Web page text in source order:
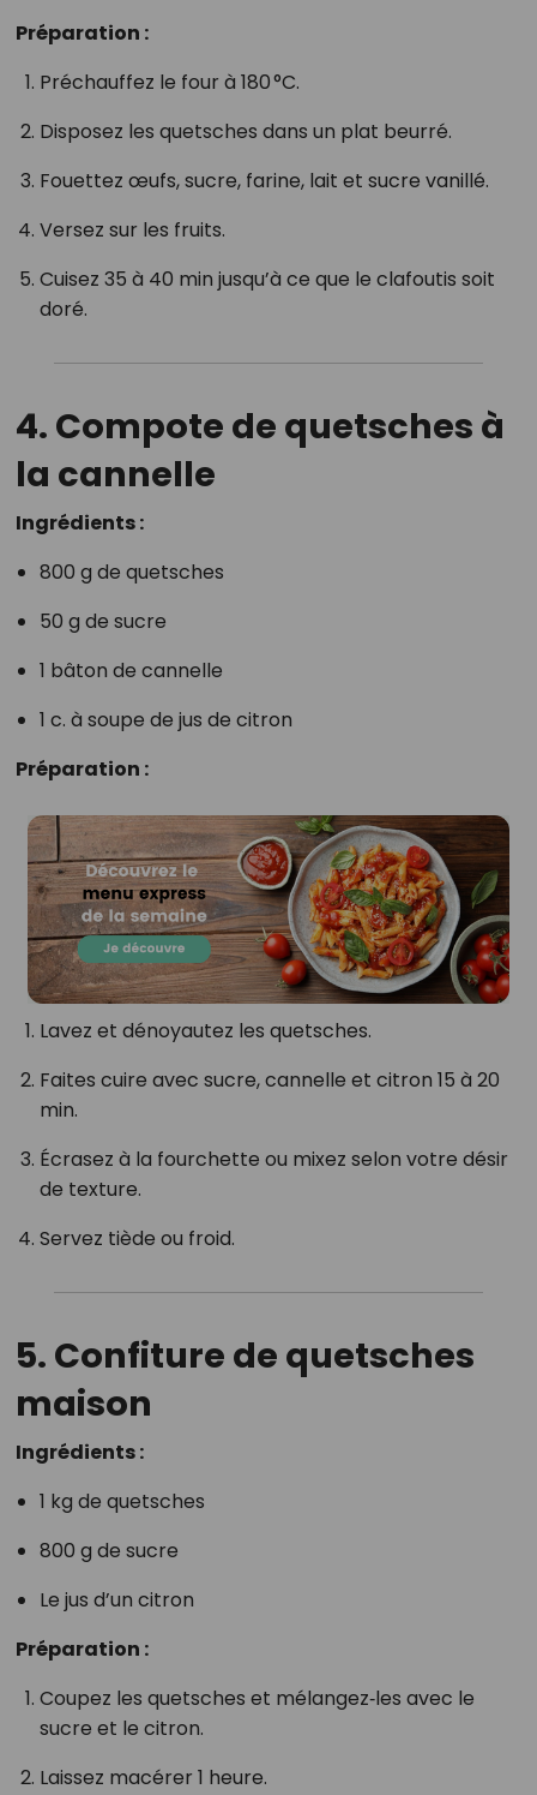
Préparation :
Préchauffez le four à 180 °C.
Disposez les quetsches dans un plat beurré.
Fouettez œufs, sucre, farine, lait et sucre vanillé.
Versez sur les fruits.
Cuisez 35 à 40 min jusqu’à ce que le clafoutis soit
doré.
4. Compote de quetsches à
la cannelle
Ingrédients :
800 g de quetsches
50 g de sucre
1 bâton de cannelle
1 c. à soupe de jus de citron
Préparation :
Lavez et dénoyautez les quetsches.
Faites cuire avec sucre, cannelle et citron 15 à 20
min.
Écrasez à la fourchette ou mixez selon votre désir
de texture.
Servez tiède ou froid.
5. Confiture de quetsches
maison
Ingrédients :
1 kg de quetsches
800 g de sucre
Le jus d’un citron
Préparation :
Coupez les quetsches et mélangez‑les avec le
sucre et le citron.
Laissez macérer 1 heure.